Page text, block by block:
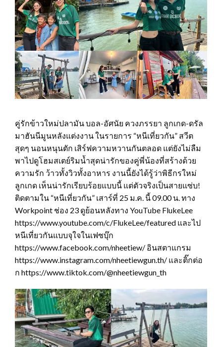
คู่รักข้าวใหม่ปลามัน บอล-อัศนัย ควงภรรยา ลูกเกด-ดรัล
มาฮันนีมูนหลังแต่งงาน ในรายการ “หนีเที่ยวกัน” สวีต
สุดๆ นอนหนุนตัก เสิร์ฟความหวานกันตลอด แต่ยังไม่ลืม
พาไปดูโฮมสเตย์ริมน้ำสุดน่ารักของคู่พี่น้องที่สร้างด้วย
ความรัก ว้าวทั้งวิวทั้งอาหาร งานนี้ยังได้รู้ว่าพิธีกรใหม่
ลูกเกด เห็นน่ารักเรียบร้อยแบบนี้ แต่ตัวจริงเป็นสายแซ่บ!
ติดตามใน “หนีเที่ยวกัน” เสาร์ที่ 25 ม.ค. นี้ 09.00 น. ทาง
Workpoint ช่อง 23 ดูย้อนหลังทาง YouTube FlukeLee
https://www.youtube.com/c/FlukeLee/featured และไป
หนีเที่ยวกันแบบจุใจในเฟซบุ๊ก
https://www.facebook.com/nheetiew/ อินสตาแกรม
https://www.instagram.com/nheetiewgun.th/ และติ๊กต่อ
ก https://www.tiktok.com/@nheetiewgun_th